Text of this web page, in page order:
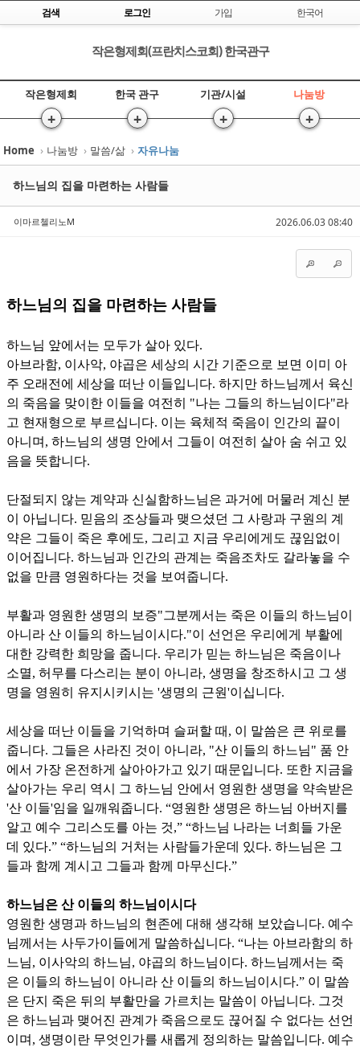
Skip to content
검색 로그인 가입 한국어
작은형제회(프란치스코회) 한국관구
작은형제회
+
한국 관구
+
기관/시설
+
나눔방
+
Home › 나눔방 › 말씀/삶 › 자유나눔
2026.06.03 08:40
하느님의 집을 마련하는 사람들
이마르첼리노M
하느님의 집을 마련하는 사람들
하느님 앞에서는 모두가 살아 있다.
아브라함, 이사악, 야곱은 세상의 시간 기준으로 보면 이미 아
주 오래전에 세상을 떠난 이들입니다. 하지만 하느님께서 육신
의 죽음을 맞이한 이들을 여전히 "나는 그들의 하느님이다"라
고 현재형으로 부르십니다. 이는 육체적 죽음이 인간의 끝이
아니며 , 하느님의 생명 안에서 그들이 여전히 살아 숨 쉬고 있
음을 뜻합니다.
단절되지 않는 계약과 신실함하느님은 과거에 머물러 계신 분
이 아닙니다. 믿음의 조상들과 맺으셨던 그 사랑과 구원의 계
약은 그들이 죽은 후에도, 그리고 지금 우리에게도 끊임없이
이어집니다. 하느님과 인간의 관계는 죽음조차도 갈라놓을 수
없을 만큼 영원하다는 것을 보여줍니다.
부활과 영원한 생명의 보증"그분께서는 죽은 이들의 하느님이
아니라 산 이들의 하느님이시다."이 선언은 우리에게 부활에
대한 강력한 희망을 줍니다. 우리가 믿는 하느님은 죽음이나
소멸, 허무를 다스리는 분이 아니라, 생명을 창조하시고 그 생
명을 영원히 유지시키시는 '생명의 근원'이십니다.
세상을 떠난 이들을 기억하며 슬퍼할 때 , 이 말씀은 큰 위로를
줍니다. 그들은 사라진 것이 아니라, "산 이들의 하느님" 품 안
에서 가장 온전하게 살아아가고 있기 때문입니다. 또한 지금을
살아가는 우리 역시 그 하느님 안에서 영원한 생명을 약속받은
'산 이들'임을 일깨워줍니다. “영원한 생명은 하느님 아버지를
알고 예수 그리스도를 아는 것,” “하느님 나라는 너희들 가운
데 있다.” “하느님의 거처는 사람들가운데 있다. 하느님은 그
들과 함께 계시고 그들과 함께 마무신다.”
하느님은 산 이들의 하느님이시다
영원한 생명과 하느님의 현존에 대해 생각해 보았습니다. 예수
님께서는 사두가이들에게 말씀하십니다. “나는 아브라함의 하
느님, 이사악의 하느님, 야곱의 하느님이다. 하느님께서는 죽
은 이들의 하느님이 아니라 산 이들의 하느님이시다.” 이 말씀
은 단지 죽은 뒤의 부활만을 가르치는 말씀이 아닙니다. 그것
은 하느님과 맺어진 관계가 죽음으로도 끊어질 수 없다는 선언
이며 , 생명이란 무엇인가를 새롭게 정의하는 말씀입니다. 예수
Sketchbook5, 스케치북5
Sketchbook5, 스케치북5
Sketchbook5, 스케치북5
Sketchbook5, 스케치북5